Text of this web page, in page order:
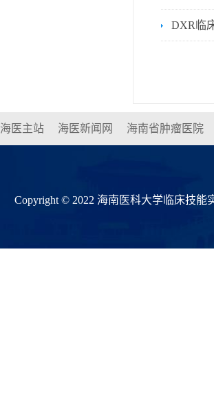
DXR临
海医主站 海医新闻网 海南省肿瘤医院
Copyright © 2022 海南医科大学临床技能